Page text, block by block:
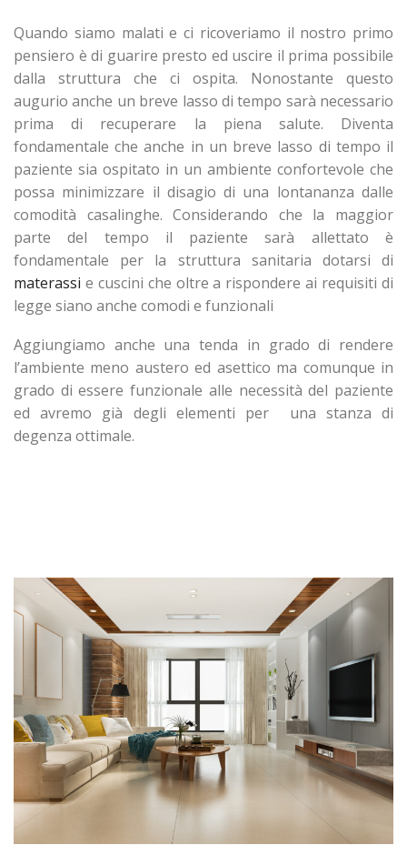
Quando siamo malati e ci ricoveriamo il nostro primo
pensiero è di guarire presto ed uscire il prima possibile
dalla struttura che ci ospita. Nonostante questo
augurio anche un breve lasso di tempo sarà necessario
prima di recuperare la piena salute. Diventa
fondamentale che anche in un breve lasso di tempo il
paziente sia ospitato in un ambiente confortevole che
possa minimizzare il disagio di una lontananza dalle
comodità casalinghe. Considerando che la maggior
parte del tempo il paziente sarà allettato è
fondamentale per la struttura sanitaria dotarsi di
materassi e cuscini che oltre a rispondere ai requisiti di
legge siano anche comodi e funzionali
Aggiungiamo anche una tenda in grado di rendere
l’ambiente meno austero ed asettico ma comunque in
grado di essere funzionale alle necessità del paziente
ed avremo già degli elementi per
una stanza di
degenza ottimale.